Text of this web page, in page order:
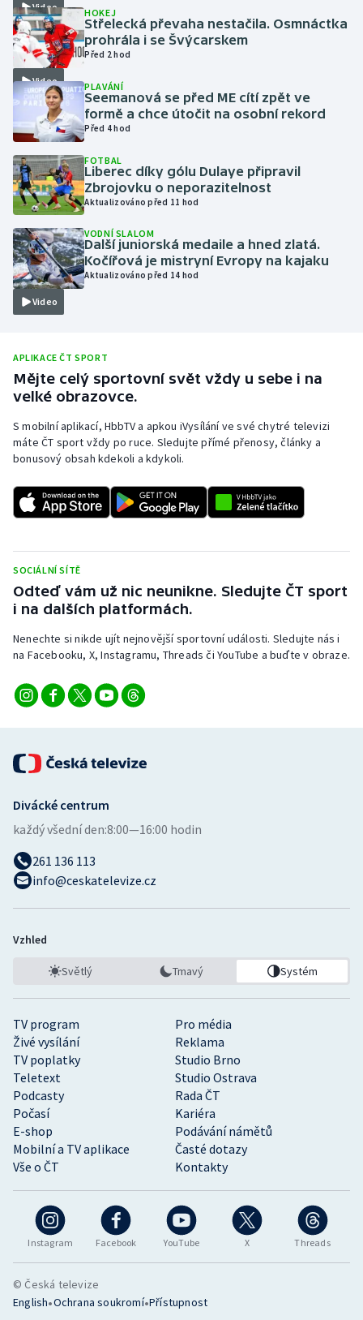
Judo
Krasobruslení
Lezení
Lyže a snowboard
Moderní pětiboj
Motorsport
Olympijské hry
Parasport
Plážový volejbal
Rychlobruslení
Rychlostní kanoistika
Sportovní střelba
Stolní tenis
Triatlon
Veslování
Volejbal
Ostatní
Video
Video
HOKEJ
Střelecká převaha nestačila. Osmnáctka
prohrála i se Švýcarskem
Před 2 hod
PLAVÁNÍ
Seemanová se před ME cítí zpět ve
formě a chce útočit na osobní rekord
Před 4 hod
FOTBAL
Liberec díky gólu Dulaye připravil
Zbrojovku o neporazitelnost
Aktualizováno před 11 hod
Video
VODNÍ SLALOM
Další juniorská medaile a hned zlatá.
Kočířová je mistryní Evropy na kajaku
Aktualizováno před 14 hod
APLIKACE ČT SPORT
Mějte celý sportovní svět vždy u sebe i na
velké obrazovce.
S mobilní aplikací, HbbTV a apkou iVysílání ve své chytré televizi
máte ČT sport vždy po ruce. Sledujte přímé přenosy, články a
bonusový obsah kdekoli a kdykoli.
SOCIÁLNÍ SÍTĚ
Odteď vám už nic neunikne. Sledujte ČT sport
i na dalších platformách.
Nenechte si nikde ujít nejnovější sportovní události. Sledujte nás i
na Facebooku, X, Instagramu, Threads či YouTube a buďte v obraze.
Instagram Facebook YouTube X Threads
TV program
Pro média
Živé vysílání
Reklama
TV poplatky
Studio Brno
Teletext
Studio Ostrava
Podcasty
Rada ČT
Počasí
Kariéra
E-shop
Podávání námětů
Mobilní a TV aplikace
Časté dotazy
Vše o ČT
Kontakty
Divácké centrum
každý všední den:8:00—16:00 hodin
261 136 113
info@ceskatelevize.cz
Vzhled
Světlý Tmavý Systém
© Česká televize
English•Ochrana soukromí•Přístupnost